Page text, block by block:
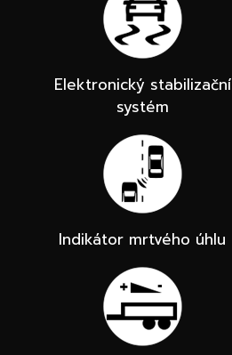
Elektronický stabilizační
systém
Indikátor mrtvého úhlu